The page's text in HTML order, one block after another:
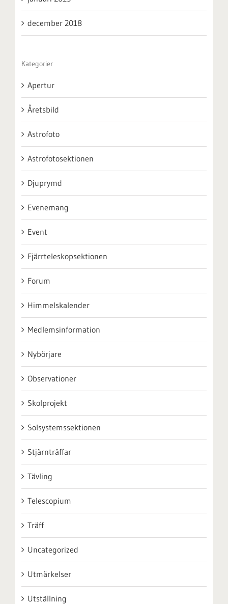
december 2018
Kategorier
Apertur
Åretsbild
Astrofoto
Astrofotosektionen
Djuprymd
Evenemang
Event
Fjärrteleskopsektionen
Forum
Himmelskalender
Medlemsinformation
Nybörjare
Observationer
Skolprojekt
Solsystemssektionen
Stjärnträffar
Tävling
Telescopium
Träff
Uncategorized
Utmärkelser
Utställning